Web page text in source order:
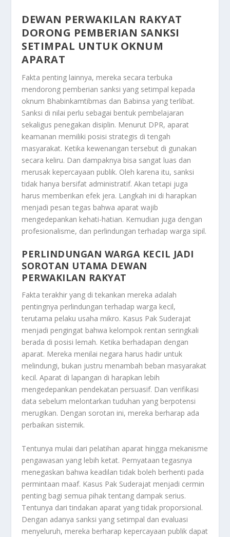
DEWAN PERWAKILAN RAKYAT
DORONG PEMBERIAN SANKSI
SETIMPAL UNTUK OKNUM
APARAT
Fakta penting lainnya, mereka secara terbuka
mendorong pemberian sanksi yang setimpal kepada
oknum Bhabinkamtibmas dan Babinsa yang terlibat.
Sanksi di nilai perlu sebagai bentuk pembelajaran
sekaligus penegakan disiplin. Menurut DPR, aparat
keamanan memiliki posisi strategis di tengah
masyarakat. Ketika kewenangan tersebut di gunakan
secara keliru. Dan dampaknya bisa sangat luas dan
merusak kepercayaan publik. Oleh karena itu, sanksi
tidak hanya bersifat administratif. Akan tetapi juga
harus memberikan efek jera. Langkah ini di harapkan
menjadi pesan tegas bahwa aparat wajib
mengedepankan kehati-hatian. Kemudian juga dengan
profesionalisme, dan perlindungan terhadap warga sipil.
PERLINDUNGAN WARGA KECIL JADI
SOROTAN UTAMA DEWAN
PERWAKILAN RAKYAT
Fakta terakhir yang di tekankan mereka adalah
pentingnya perlindungan terhadap warga kecil,
terutama pelaku usaha mikro. Kasus Pak Suderajat
menjadi pengingat bahwa kelompok rentan seringkali
berada di posisi lemah. Ketika berhadapan dengan
aparat. Mereka menilai negara harus hadir untuk
melindungi, bukan justru menambah beban masyarakat
kecil. Aparat di lapangan di harapkan lebih
mengedepankan pendekatan persuasif. Dan verifikasi
data sebelum melontarkan tuduhan yang berpotensi
merugikan. Dengan sorotan ini, mereka berharap ada
perbaikan sistemik.
Tentunya mulai dari pelatihan aparat hingga mekanisme
pengawasan yang lebih ketat. Pernyataan tegasnya
menegaskan bahwa keadilan tidak boleh berhenti pada
permintaan maaf. Kasus Pak Suderajat menjadi cermin
penting bagi semua pihak tentang dampak serius.
Tentunya dari tindakan aparat yang tidak proporsional.
Dengan adanya sanksi yang setimpal dan evaluasi
menyeluruh, mereka berharap kepercayaan publik dapat